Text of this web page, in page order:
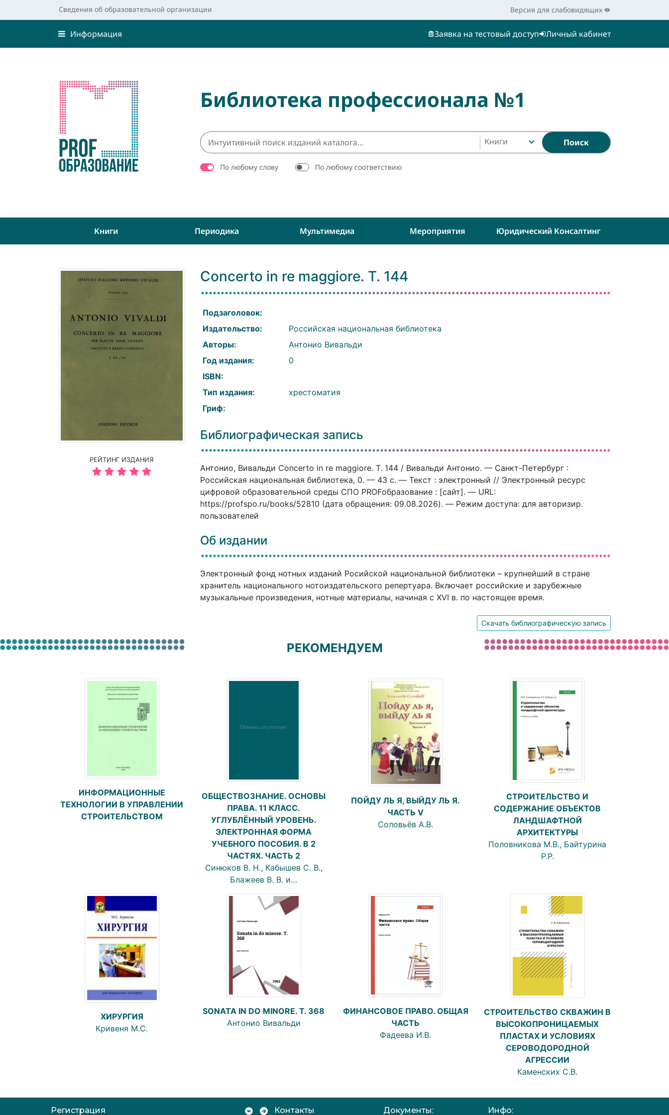
Сведения об образовательной организации Версия для слабовидящих
Информация Заявка на тестовый доступ Личный кабинет
Библиотека профессионала №1
Книги Поиск
По любому слову По любому соответствию
Книги Периодика Мультимедиа Мероприятия Юридический Консалтинг
РЕЙТИНГ ИЗДАНИЯ
Concerto in re maggiore. T. 144
Подзаголовок:
Издательство:
Российская национальная библиотека
Авторы:
Антонио Вивальди
Год издания:
0
ISBN:
Тип издания:
хрестоматия
Гриф:
Библиографическая запись
Антонио, Вивальди Concerto in re maggiore. T. 144 / Вивальди Антонио. — Санкт-Петербург :
Российская национальная библиотека, 0. — 43 c. — Текст : электронный // Электронный ресурс
цифровой образовательной среды СПО PROFобразование : [сайт]. — URL:
https://profspo.ru/books/52810 (дата обращения: 09.08.2026). — Режим доступа: для авторизир.
пользователей
Об издании
Электронный фонд нотных изданий Росийской национальной библиотеки – крупнейший в стране
хранитель национального нотоиздательского репертуара. Включает российские и зарубежные
музыкальные произведения, нотные материалы, начиная с XVI в. по настоящее время.
Скачать библиографическую запись
РЕКОМЕНДУЕМ
ИНФОРМАЦИОННЫЕ
ТЕХНОЛОГИИ В УПРАВЛЕНИИ
СТРОИТЕЛЬСТВОМ
ОБЩЕСТВОЗНАНИЕ. ОСНОВЫ
ПРАВА. 11 КЛАСС.
УГЛУБЛЁННЫЙ УРОВЕНЬ.
ЭЛЕКТРОННАЯ ФОРМА
УЧЕБНОГО ПОСОБИЯ. В 2
ЧАСТЯХ. ЧАСТЬ 2
Синюков В. Н., Кабышев С. В.,
Блажеев В. В. и…
ПОЙДУ ЛЬ Я, ВЫЙДУ ЛЬ Я.
ЧАСТЬ V
Соловьёв А.В.
СТРОИТЕЛЬСТВО И
СОДЕРЖАНИЕ ОБЪЕКТОВ
ЛАНДШАФТНОЙ
АРХИТЕКТУРЫ
Половникова М.В., Байтурина
Р.Р.
ХИРУРГИЯ
Кривеня М.С.
SONATA IN DO MINORE. T. 368
Антонио Вивальди
ФИНАНСОВОЕ ПРАВО. ОБЩАЯ
ЧАСТЬ
Фадеева И.В.
СТРОИТЕЛЬСТВО СКВАЖИН В
ВЫСОКОПРОНИЦАЕМЫХ
ПЛАСТАХ И УСЛОВИЯХ
СЕРОВОДОРОДНОЙ
АГРЕССИИ
Каменских С.В.
Регистрация Контакты Документы: Инфо: